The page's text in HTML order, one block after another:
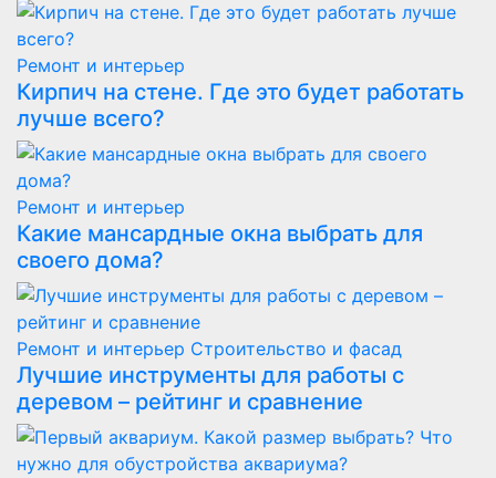
Ремонт и интерьер
Кирпич на стене. Где это будет работать
лучше всего?
Ремонт и интерьер
Какие мансардные окна выбрать для
своего дома?
Ремонт и интерьер Строительство и фасад
Лучшие инструменты для работы с
деревом – рейтинг и сравнение